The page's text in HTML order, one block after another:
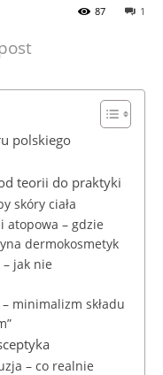
1
87
polskiego
teorii do praktyki
skóry ciała
atopowa – gdzie
dermokosmetyk
jak nie
minimalizm składu
– co realnie